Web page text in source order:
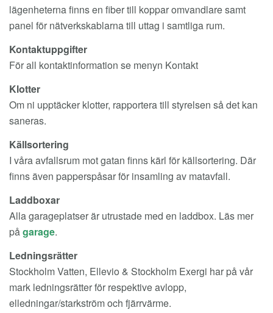
lägenheterna finns en fiber till koppar omvandlare samt
panel för nätverkskablarna till uttag i samtliga rum.
Kontaktuppgifter
För all kontaktinformation se menyn Kontakt
Klotter
Om ni upptäcker klotter, rapportera till styrelsen så det kan
saneras.
Källsortering
I våra avfallsrum mot gatan finns kärl för källsortering. Där
finns även papperspåsar för insamling av matavfall.
Laddboxar
Alla garageplatser är utrustade med en laddbox. Läs mer
pågarage.
Ledningsrätter
Stockholm Vatten, Ellevio & Stockholm Exergi har på vår
mark ledningsrätter för respektive avlopp,
elledningar/starkström och fjärrvärme.